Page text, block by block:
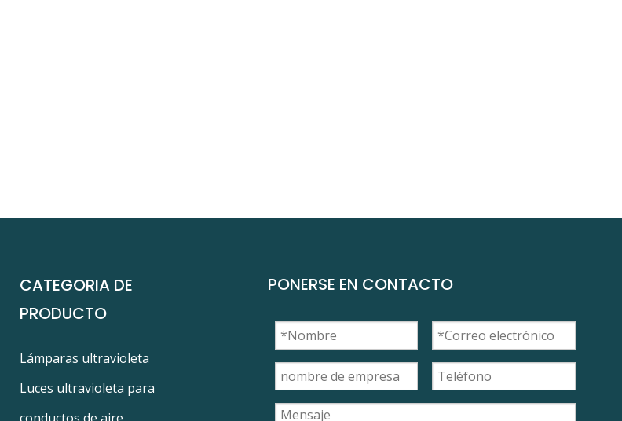
CATEGORIA DE
PRODUCTO
Lámparas ultravioleta
Luces ultravioleta para
PONERSE EN CONTACTO